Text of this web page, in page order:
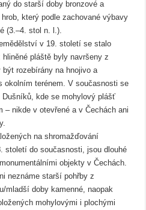
do starší doby bronzové a
který podle zachované výbavy
(3.–4. stol n. l.).
v 19. století se stalo
pláště byly navršeny z
rozebírány na hnojivo a
okolním terénem. V současnosti se
kde se mohylový plášť
– nikde v otevřené a v Čechách ani
na shromažďování
století do současnosti, jsou dlouhé
objekty v Čechách.
neznáme starší pohřby z
mladší doby kamenné, naopak
mohylovými i plochými